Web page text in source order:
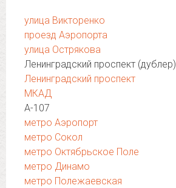
улица Викторенко
проезд Аэропорта
улица Острякова
Ленинградский проспект (дублер)
Ленинградский проспект
МКАД
А-107
метро Аэропорт
метро Сокол
метро Октябрьское Поле
метро Динамо
метро Полежаевская